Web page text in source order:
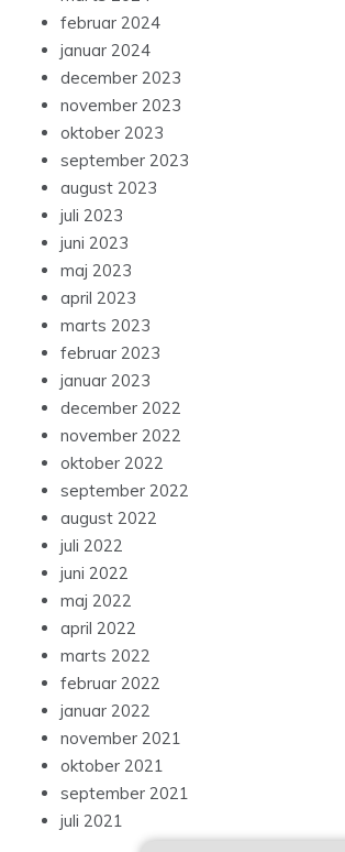
februar 2024
januar 2024
december 2023
november 2023
oktober 2023
september 2023
august 2023
juli 2023
juni 2023
maj 2023
april 2023
marts 2023
februar 2023
januar 2023
december 2022
november 2022
oktober 2022
september 2022
august 2022
juli 2022
juni 2022
maj 2022
april 2022
marts 2022
februar 2022
januar 2022
november 2021
oktober 2021
september 2021
juli 2021